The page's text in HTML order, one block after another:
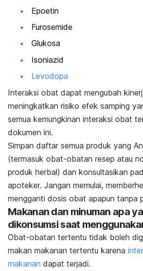
Epoetin
Furosemide
Glukosa
Isoniazid
Levodopa
Interaksi obat dapat mengubah
meningkatkan risiko efek samping
semua kemungkinan interaksi obat
dokumen ini.
Simpan daftar semua produk yang
(termasuk obat-obatan resep atau
produk herbal) dan konsultasikan
apoteker. Jangan memulai,
mengganti dosis obat apapun tanpa
Makanan dan minuman apa
dikonsumsi saat
Obat-obatan tertentu tidak boleh
makan makanan tertentu karena
makanan dapat terjadi.